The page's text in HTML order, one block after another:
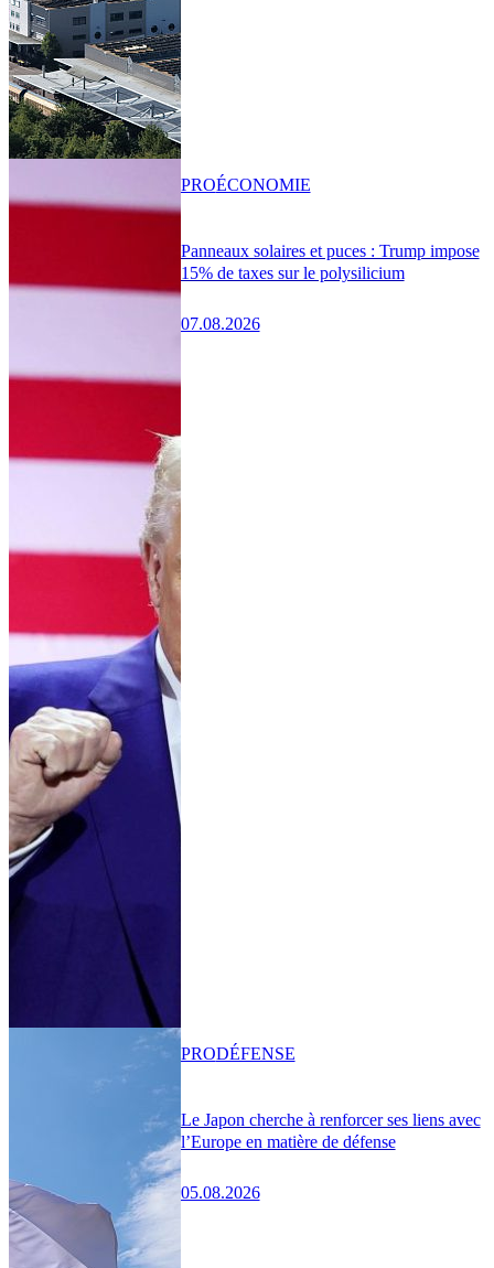
Panneaux solaires et puces : Trump impose
15% de taxes sur le polysilicium
07.08.2026
PROÉCONOMIE
Le Japon cherche à renforcer ses liens avec
l’Europe en matière de défense
05.08.2026
PRODÉFENSE